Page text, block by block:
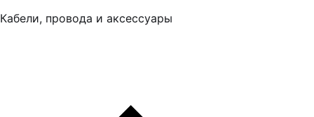
Кабели, провода и аксессуары